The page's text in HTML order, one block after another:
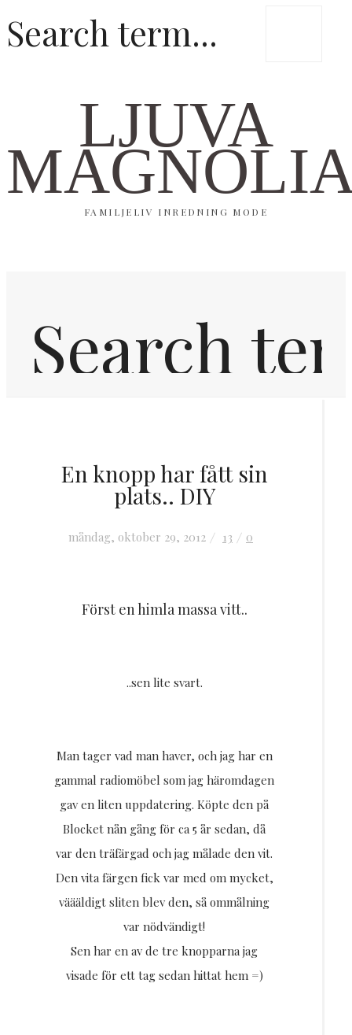
LJUVA
FAMILJELIV INREDNING MODE
Inredning
OM MIG
KONTAKT
DIY
En knopp har fått sin
plats.. DIY
måndag, oktober 29, 2012 13 0
Först en himla massa vitt..
..sen lite svart.
Man tager vad man haver, och jag har en
gammal radiomöbel som jag häromdagen
gav en liten uppdatering. Köpte den på
Blocket nån gång för ca 5 år sedan, då
var den träfärgad och jag målade den vit.
Den vita färgen fick var med om mycket,
väääldigt sliten blev den, så ommålning
var nödvändigt!
Sen har en av de tre knopparna jag
visade för ett tag sedan hittat hem =)